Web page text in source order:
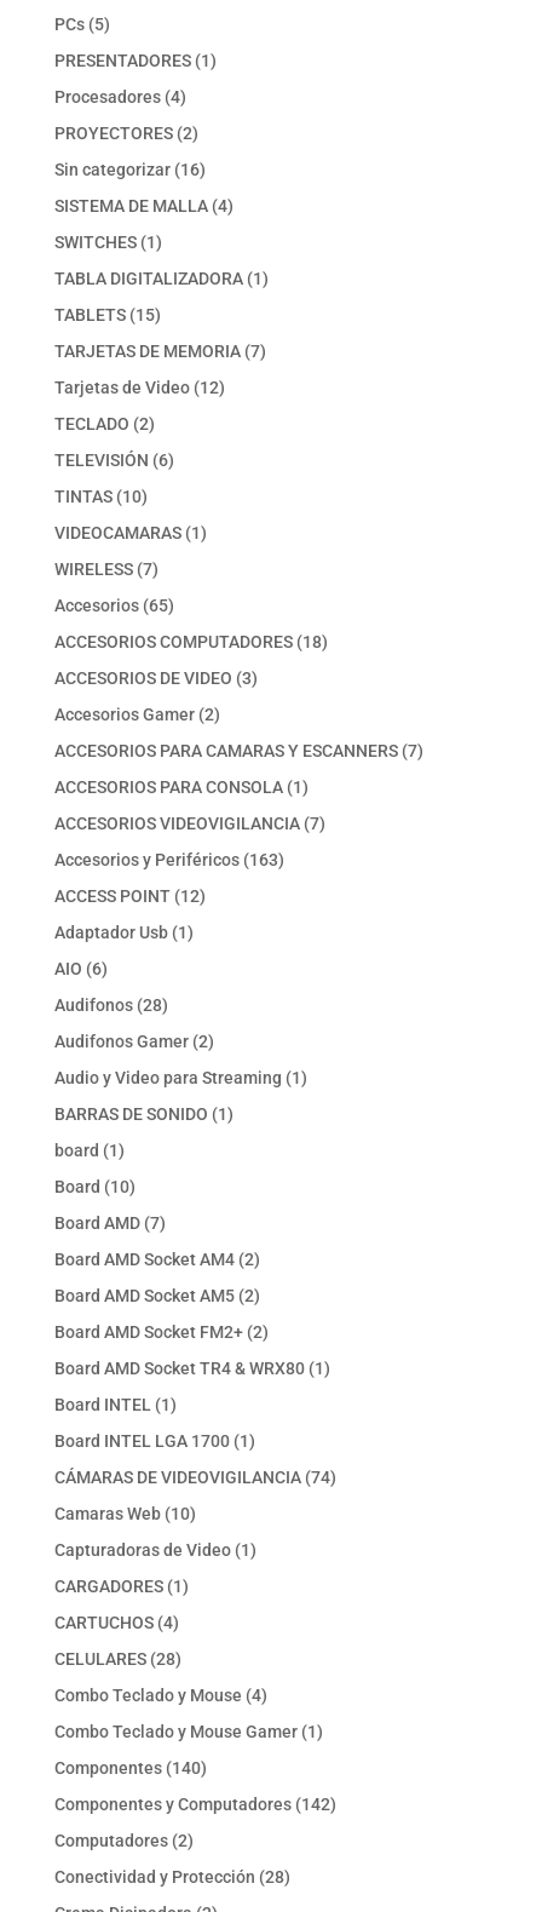
PCs 55
productos
PRESENTADORES 11
Procesadores 44
productos
PROYECTORES 22
productos
Sin categorizar 1616
productos
SISTEMA DE MALLA 44
SWITCHES 11
producto
TABLA DIGITALIZADORA 11
TABLETS 1515
productos
TARJETAS DE MEMORIA 77
Tarjetas de Video 1212
TECLADO 22
productos
TELEVISIÓN 66
TINTAS 1010
productos
VIDEOCAMARAS 11
WIRELESS 77
productos
Accesorios 6565
productos
ACCESORIOS COMPUTADORES 1818
ACCESORIOS DE VIDEO 33
Accesorios Gamer 22
productos
ACCESORIOS PARA CAMARAS Y ESCANNERS 77
ACCESORIOS PARA CONSOLA 11
producto
ACCESORIOS VIDEOVIGILANCIA 77
Accesorios y Periféricos 163163
ACCESS POINT 1212
Adaptador Usb 11
AIO 66
productos
Audifonos 2828
productos
Audifonos Gamer 22
productos
Audio y Video para Streaming 11
BARRAS DE SONIDO 11
board 11
producto
Board 1010
productos
Board AMD 77
productos
Board AMD Socket AM4 22
productos
Board AMD Socket AM5 22
productos
Board AMD Socket FM2+ 22
productos
Board AMD Socket TR4 & WRX80 11
Board INTEL 11
producto
Board INTEL LGA 1700 11
producto
CÁMARAS DE VIDEOVIGILANCIA 7474
Camaras Web 1010
productos
Capturadoras de Video 11
CARGADORES 11
CARTUCHOS 44
productos
CELULARES 2828
productos
Combo Teclado y Mouse 44
productos
Combo Teclado y Mouse Gamer 11
Componentes 140140
productos
Componentes y Computadores 142142
Computadores 22
productos
Conectividad y Protección 2828